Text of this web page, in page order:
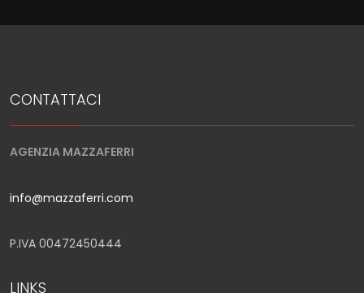
CONTATTACI
AGENZIA MAZZAFERRI
info@mazzaferri.com
P.IVA 00472450444
LINKS